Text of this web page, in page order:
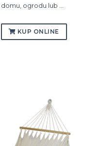
ogrodu lub ...
KUP ONLINE